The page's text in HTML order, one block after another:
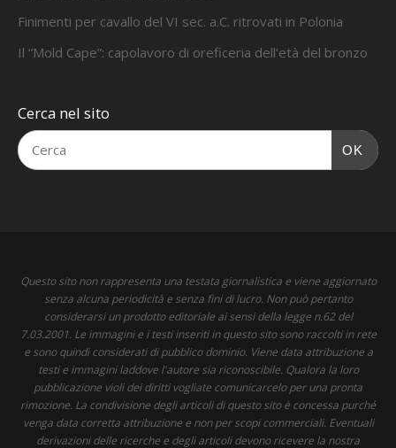
Finimenti per cavallo del VI sec. a.C. ritrovati in Polonia
Il “Mold Cape”: capolavoro di oreficeria dell’età del bronzo
Cerca nel sito
OK
Questo sito non rappresenta una testata giornalistica e viene aggiornato
senza alcuna periodicità e senza fini di lucro. Non può pertanto
considerarsi un prodotto editoriale ai sensi della legge n.62 del
7.03.2001. Le immagini e i testi inseriti in questo sito sono raccolti in rete
e sono quindi considerati di pubblico dominio. Viene data attribuzione a
testi e immagini laddove l'autore sia riconoscibile. Qualora la loro
pubblicazione violi dei diritti vogliate comunicarcelo per una pronta
rimozione. La condivisione degli articoli di questo sito è concessa purché
venga data corretta attribuzione e non per scopi commerciali. Eventuali
derivazioni delle ricerche e degli articoli devono ricevere la nostra